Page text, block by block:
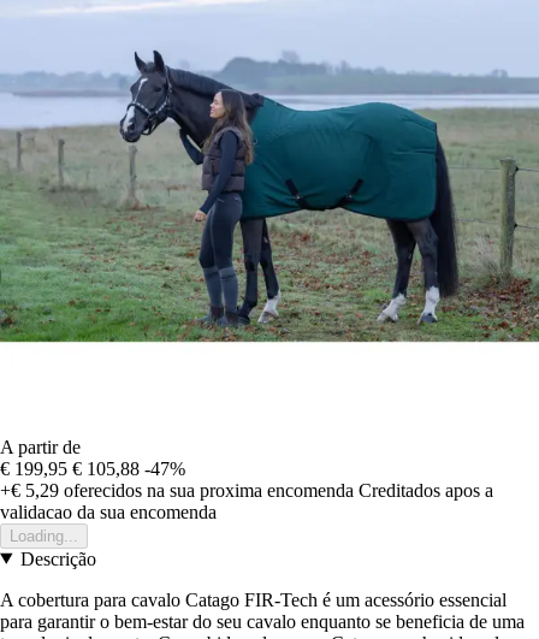
A partir de
€ 199,95 € 105,88 -47%
+€ 5,29 oferecidos na sua proxima encomenda Creditados apos a
validacao da sua encomenda
Loading...
Descrição
A cobertura para cavalo Catago FIR-Tech é um acessório essencial
para garantir o bem-estar do seu cavalo enquanto se beneficia de uma